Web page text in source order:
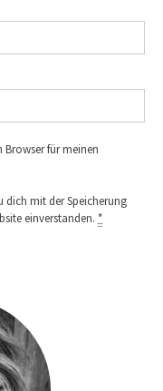
Browser für meinen
dich mit der Speicherung
einverstanden. *